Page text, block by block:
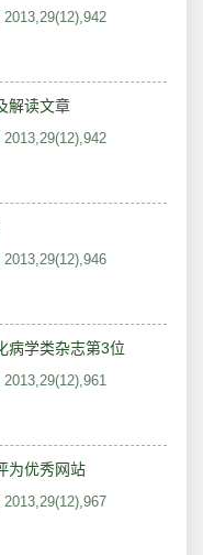
解读文章
病学类杂志第3位
为优秀网站